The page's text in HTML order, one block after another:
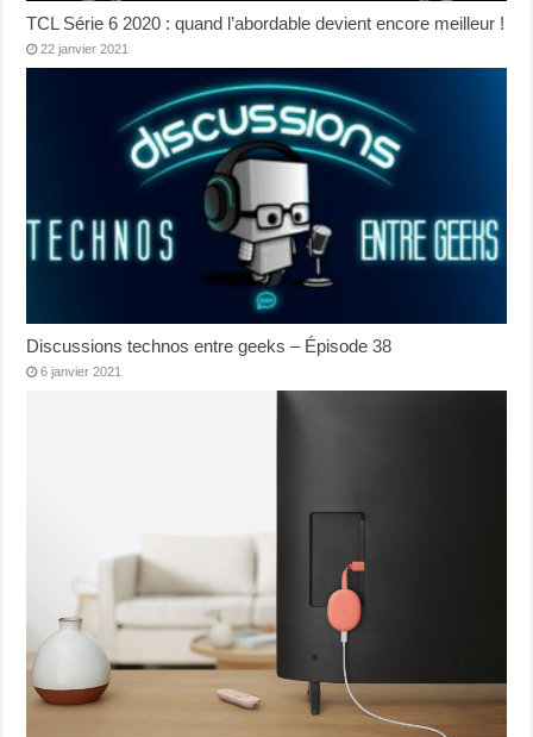
TCL Série 6 2020 : quand l’abordable devient encore meilleur !
22 janvier 2021
Discussions technos entre geeks – Épisode 38
6 janvier 2021